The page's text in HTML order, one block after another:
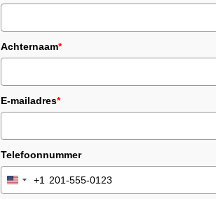
Achternaam*
E-mailadres*
Telefoonnummer
United
+1